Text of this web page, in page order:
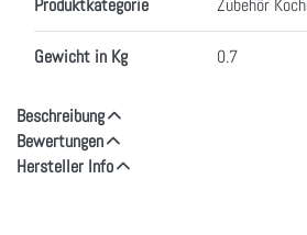
Produktkategorie Zubehör
Gewicht in Kg 0.7
Beschreibung
Bewertungen
Hersteller Info